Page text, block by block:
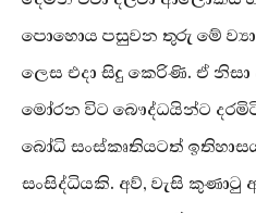
පොහොය පසුවන තුරු මේ
ලෙස එදා සිදු කෙරිණි. ඒ
මෝරන විට බෞද්ධයින්ට
බෝධි සංස්කෘතියටත්
සංසිද්ධියකි. අව්, වැසි කුණාටු